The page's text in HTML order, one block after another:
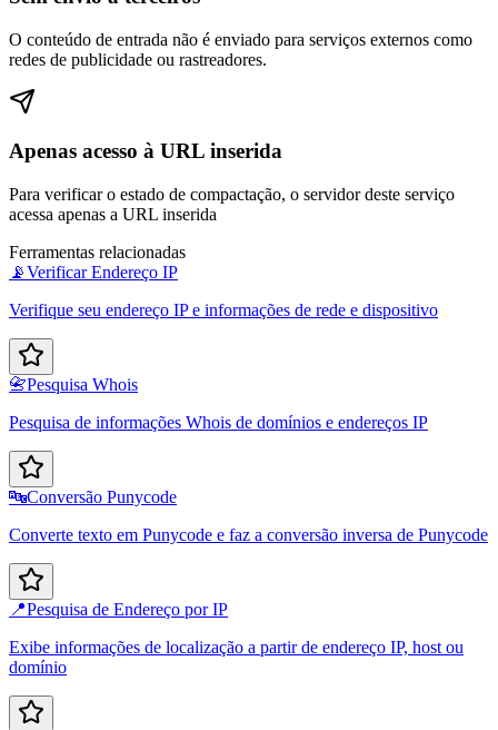
O conteúdo de entrada não é enviado para serviços externos como
redes de publicidade ou rastreadores.
Apenas acesso à URL inserida
Para verificar o estado de compactação, o servidor deste serviço
acessa apenas a URL inserida
Ferramentas relacionadas
📡Verificar Endereço IP
Verifique seu endereço IP e informações de rede e dispositivo
📇Pesquisa Whois
Pesquisa de informações Whois de domínios e endereços IP
🔤Conversão Punycode
Converte texto em Punycode e faz a conversão inversa de Punycode
📍Pesquisa de Endereço por IP
Exibe informações de localização a partir de endereço IP, host ou
domínio